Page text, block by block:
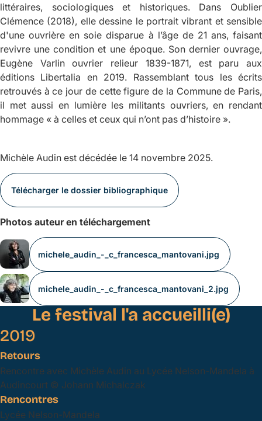
littéraires, sociologiques et historiques. Dans Oublier
Clémence (2018), elle dessine le portrait vibrant et sensible
d'une ouvrière en soie disparue à l’âge de 21 ans, faisant
revivre une condition et une époque. Son dernier ouvrage,
Eugène Varlin ouvrier relieur 1839-1871, est paru aux
éditions Libertalia en 2019. Rassemblant tous les écrits
retrouvés à ce jour de cette figure de la Commune de Paris,
il met aussi en lumière les militants ouvriers, en rendant
hommage « à celles et ceux qui n’ont pas d’histoire ».
Michèle Audin est décédée le 14 novembre 2025.
Télécharger le dossier bibliographique
Photos auteur en téléchargement
michele_audin_-_c_francesca_mantovani.jpg
michele_audin_-_c_francesca_mantovani_2.jpg
Le festival l'a accueilli(e)
2019
Retours
Rencontre avec Michèle Audin au Lycée Nelson-Mandela à
Audincourt © Johann Michalczak
Rencontres
Lycée Nelson-Mandela